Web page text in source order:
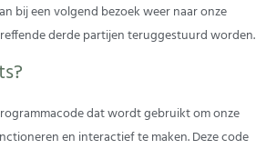
bij een volgend bezoek weer naar onze
derde partijen teruggestuurd worden.
dat wordt gebruikt om onze
en interactief te maken. Deze code